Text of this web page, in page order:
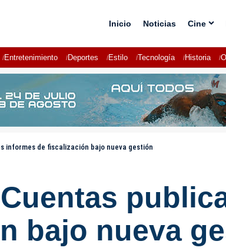
Inicio Noticias Cine
Entretenimiento Deportes Estilo Tecnología Historia
informes de fiscalización bajo nueva gestión
bajo nueva